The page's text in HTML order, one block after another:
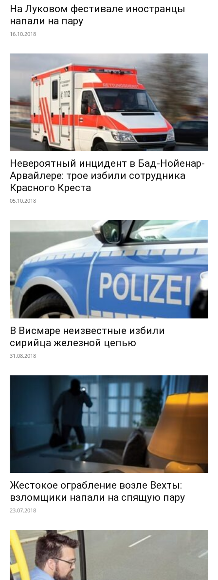
На Луковом фестивале иностранцы
напали на пару
16.10.2018
Невероятный инцидент в Бад-Нойенар-
Арвайлере: трое избили сотрудника
Красного Креста
05.10.2018
В Висмаре неизвестные избили
сирийца железной цепью
31.08.2018
Жестокое ограбление возле Вехты:
взломщики напали на спящую пару
23.07.2018